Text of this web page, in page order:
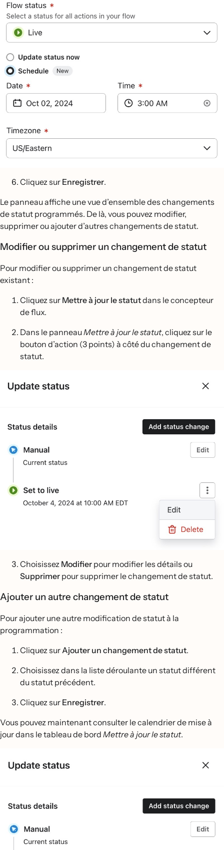
Cliquez sur Enregistrer.
Le panneau affiche une vue d’ensemble des changements
de statut programmés. De là, vous pouvez modifier,
supprimer ou ajouter d’autres changements de statut.
Modifier ou supprimer un changement de statut
Pour modifier ou supprimer un changement de statut
existant :
Cliquez sur Mettre à jour le statutdans le concepteur
de flux.
Dans le panneauMettre à jour le statut, cliquez sur le
bouton d’action (3 points) à côté du changement de
statut.
Choisissez Modifier pour modifier les détails ou
Supprimer pour supprimer le changement de statut.
Ajouter un autre changement de statut
Pour ajouter une autre modification de statut à la
programmation :
Cliquez surAjouter un changement de statut.
Choisissez dans la liste déroulante un statut différent
du statut précédent.
Cliquez sur Enregistrer.
Vous pouvez maintenant consulter le calendrier de mise à
jour dans le tableau de bord Mettre à jour le statut.